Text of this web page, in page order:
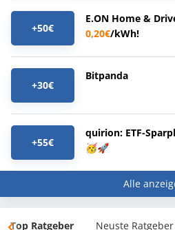
+50€
E.ON Home &
0,20€/kWh!
+30€
Bitpanda
+55€
quirion: ETF-
🥳🚀
Alle
Top Ratgeber Neuste Ratgeber